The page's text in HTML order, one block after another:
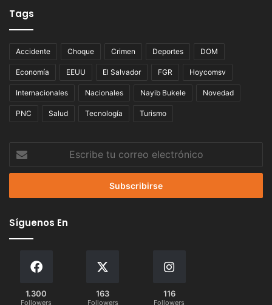
Tags
Accidente Choque Crimen Deportes DOM
Economía EEUU El Salvador FGR Hoycomsv
Internacionales Nacionales Nayib Bukele Novedad
PNC Salud Tecnología Turismo
correo
Síguenos En
1.300
Followers
163
Followers
116
Followers